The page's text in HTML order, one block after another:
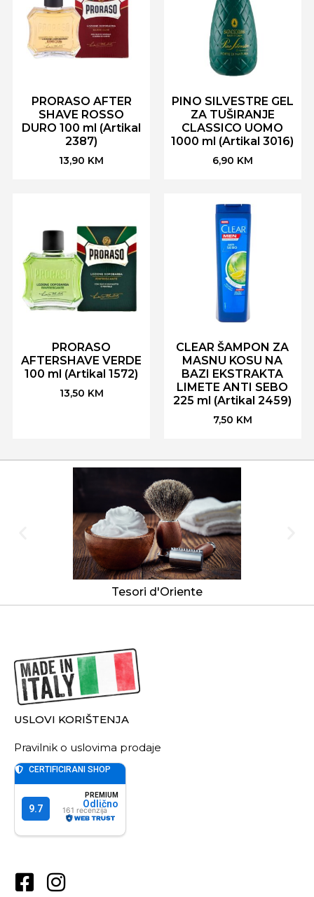
PRORASO AFTER
SHAVE ROSSO
DURO 100 ml (Artikal
2387)
13,90 KM
PINO SILVESTRE GEL
ZA TUŠIRANJE
CLASSICO UOMO
1000 ml (Artikal 3016)
6,90 KM
PRORASO
AFTERSHAVE VERDE
100 ml (Artikal 1572)
13,50 KM
CLEAR ŠAMPON ZA
MASNU KOSU NA
BAZI EKSTRAKTA
LIMETE ANTI SEBO
225 ml (Artikal 2459)
7,50 KM
Tesori d'Oriente
USLOVI KORIŠTENJA
Pravilnik o uslovima prodaje